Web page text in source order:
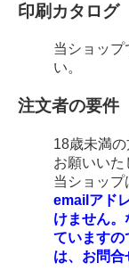
印刷カタログ
当ショッ
い。
注文者の要件
18歳未満
お願いいた
当ショッ
emailアド
けません
ていますの
は、お問合